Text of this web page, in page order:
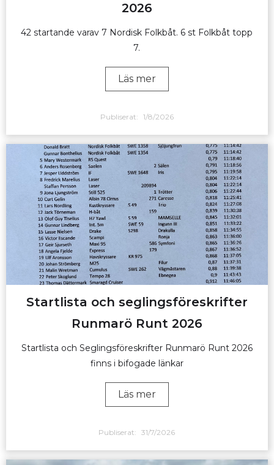
2026
42 startande varav 7 Nordisk Folkbåt. 6 st Folkbåt topp
7.
Läs mer
Publiserat: 1/8/2026
Startlista och seglingsföreskrifter
Runmarö Runt 2026
Startlista och Seglingsföreskrifter Runmarö Runt 2026
finns i bifogade länkar
Läs mer
Publiserat: 31/7/2026